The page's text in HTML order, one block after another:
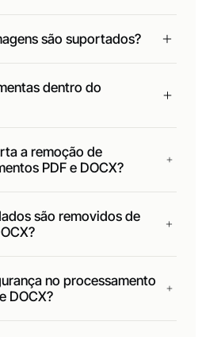
são suportados?
dentro do
a remoção de
PDF e DOCX?
são removidos de
no processamento
DOCX?